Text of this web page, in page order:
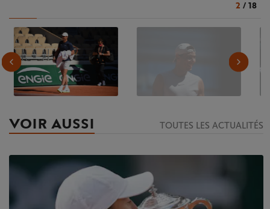
2 / 18
VOIR AUSSI TOUTES LES ACTUALITÉS